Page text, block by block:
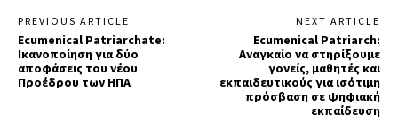
PREVIOUS ARTICLE
Ecumenical Patriarchate:
Ικανοποίηση για δύο
αποφάσεις του νέου
Προέδρου των ΗΠΑ
NEXT ARTICLE
Ecumenical Patriarch:
Αναγκαίο να στηρίξουμε
γονείς, μαθητές και
εκπαιδευτικούς για ισότιμη
πρόσβαση σε ψηφιακή
εκπαίδευση